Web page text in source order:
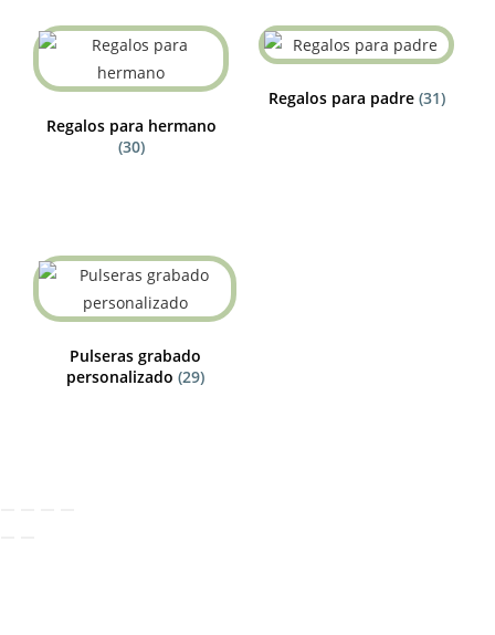
Regalos para hermano
(30)
Regalos para padre (31)
Pulseras grabado
personalizado (29)